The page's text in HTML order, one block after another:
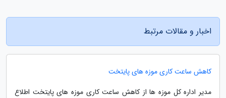
اخبار و مقالات مرتبط
کاهش ساعت کاری موزه های پایتخت
مدیر اداره کل موزه ها از کاهش ساعت کاری موزه های پایتخت اطلاع